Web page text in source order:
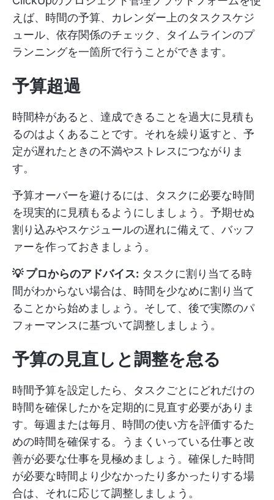
えば、時間の予算、カレンダー上のタスクスケジ
ュール、依存関係のチェック、タイムラインのプ
ランニングを一箇所で行うことができます。
予算超過
時間枠があると、達成できることを過大に見積も
るのはよくあることです。それを繰り返すと、予
定が遅れたときの不満やストレスにつながりま
す。
予算オーバーを避けるには、タスクに必要な時間
を現実的に見積もるようにしましょう。予期せぬ
割り込みやスケジュールの遅れに備えて、バッフ
ァーを作っておきましょう。
💡 プロからのアドバイス: タスクに割り当てる時
間がわからない場合は、時間を少なめに割り当て
ることから始めましょう。そして、後で実際のパ
フォーマンスに基づいて調整しましょう。
予算の見直しと調整を怠る
時間予算を設定したら、タスクごとにどれだけの
時間を確保したかを定期的に見直す必要がありま
す。毎週または毎月、時間の使い方を評価するた
めの時間を確保する。うまくいっている仕事と改
善が必要な仕事を見極めましょう。確保した時間
が必要な時間より少なかったり多かったりする場
合は、それに応じて調整しましょう。